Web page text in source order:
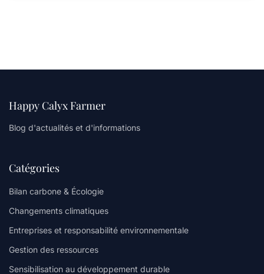
Happy Calyx Farmer
Blog d'actualités et d'informations
Catégories
Bilan carbone & Écologie
Changements climatiques
Entreprises et responsabilité environnementale
Gestion des ressources
Sensibilisation au développement durable